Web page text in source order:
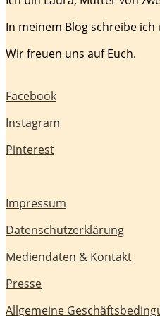
In meinem Blog schreibe
Wir freuen uns auf Euch.
Facebook
Instagram
Pinterest
Impressum
Datenschutzerklärung
Mediendaten & Kontakt
Presse
Allgemeine